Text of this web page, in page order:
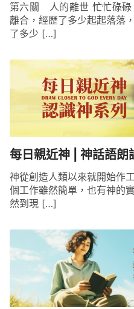
第六關 人的離世 忙忙碌碌
離合，經歷了多少起起落落
了多少 […]
每日親近神 | 神話語朗
神從創造人類以來就開始作
個工作雖然簡單，也有神的
然到現 […]